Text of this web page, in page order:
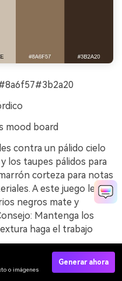
mood board
contra un pálido cielo
los taupes pálidos para
corteza para notas
A este juego le
negros mate y
Mantenga los
haga el trabajo
de abedul generado
o imágenes
Generar ahora